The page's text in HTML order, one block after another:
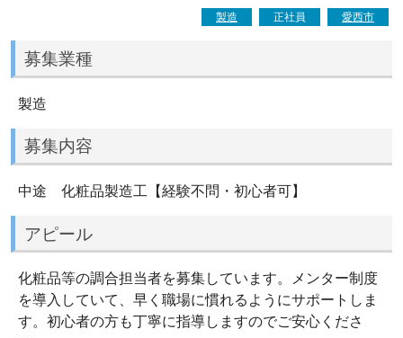
製造 正社員 愛西市
募集業種
製造
募集内容
中途 化粧品製造工【経験不問・初心者可】
アピール
化粧品等の調合担当者を募集しています。メンター制度
を導入していて、早く職場に慣れるようにサポートしま
す。初心者の方も丁寧に指導しますのでご安心くださ